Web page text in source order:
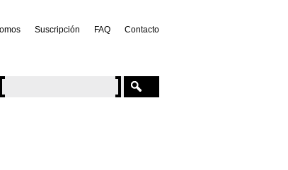
Suscripción FAQ Contacto